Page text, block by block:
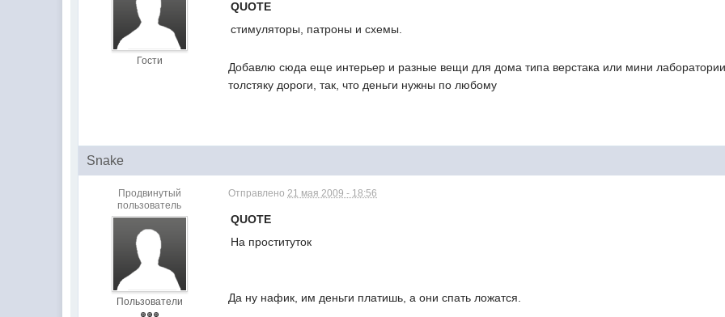
Гости
QUOTE
стимуляторы, патроны и схемы.
Добавлю сюда еще интерьер и разные вещи для дома типа верстака или мини
толстяку дороги, так, что деньги нужны по любому
Snake
Продвинутый
пользователь
Пользователи
Отправлено21 мая 2009 - 18:56
QUOTE
На проституток
Да ну нафик, им деньги платишь, а они спать ложатся.